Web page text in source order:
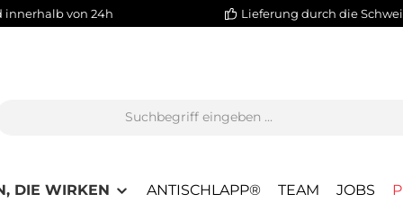
innerhalb von 24h Lieferung durch die
DIE WIRKEN ANTISCHLAPP® TEAM JOBS